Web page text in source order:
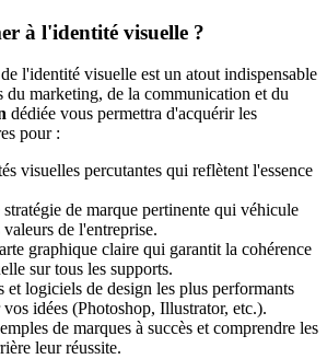
à l'identité visuelle ?
l'identité visuelle est un atout indispensable
du marketing, de la communication et du
dédiée vous permettra d'acquérir les
pour :
visuelles percutantes qui reflètent l'essence
de marque pertinente qui véhicule
de l'entreprise.
graphique claire qui garantit la cohérence
sur tous les supports.
et logiciels de design les plus performants
idées (Photoshop, Illustrator, etc.).
de marques à succès et comprendre les
leur réussite.